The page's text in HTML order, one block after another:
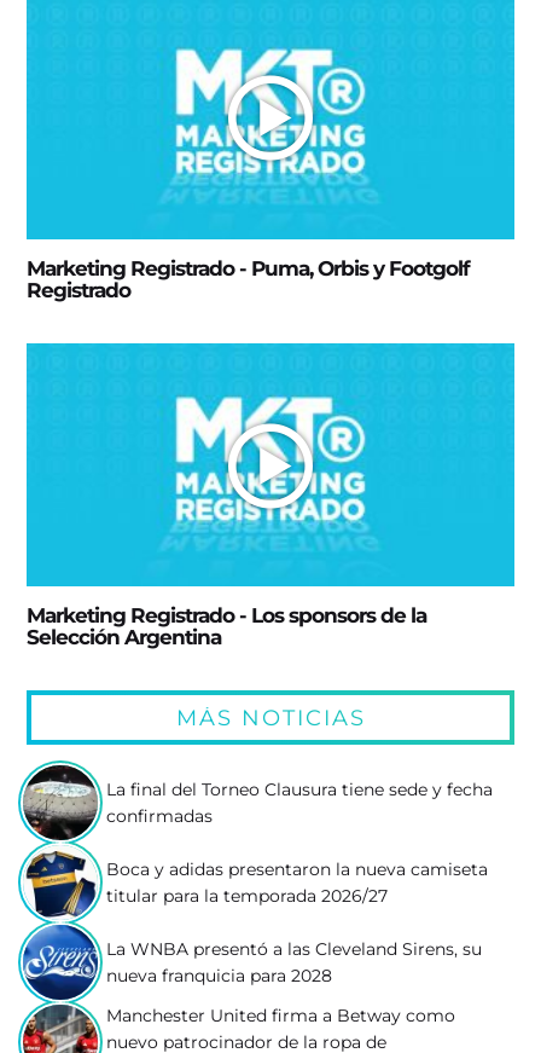
Marketing Registrado - Puma, Orbis y Footgolf
Registrado
Marketing Registrado - Los sponsors de la
Selección Argentina
MÁS NOTICIAS
La final del Torneo Clausura tiene sede y fecha
confirmadas
Boca y adidas presentaron la nueva camiseta
titular para la temporada 2026/27
La WNBA presentó a las Cleveland Sirens, su
nueva franquicia para 2028
Manchester United firma a Betway como
nuevo patrocinador de la ropa de